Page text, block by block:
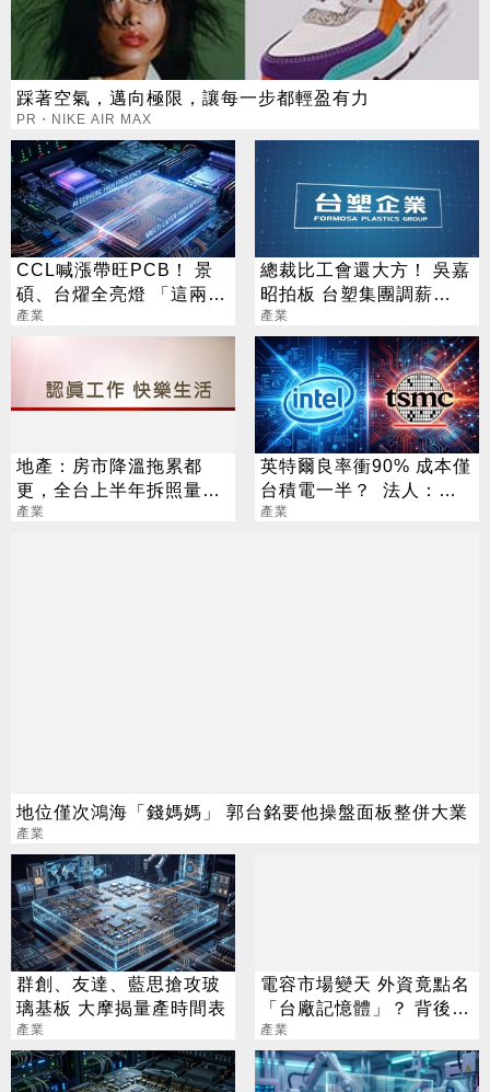
踩著空氣，邁向極限，讓每一步都輕盈有力
PR・NIKE AIR MAX
CCL喊漲帶旺PCB！ 景
碩、台燿全亮燈 「這兩
檔」還創新高
產業
總裁比工會還大方！ 吳嘉
昭拍板 台塑集團調薪
4.5%
產業
地產：房市降溫拖累都
更，全台上半年拆照量創
六年新低
產業
英特爾良率衝90% 成本僅
台積電一半？ 法人：「3
台廠」機會來了
產業
地位僅次鴻海「錢媽媽」 郭台銘要他操盤面板整併大業
產業
群創、友達、藍思搶攻玻
璃基板 大摩揭量產時間表
產業
電容市場變天 外資竟點名
「台廠記憶體」？ 背後關
鍵法人全說了
產業